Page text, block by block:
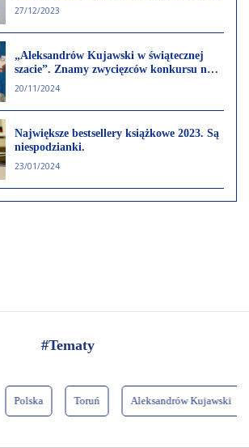
27/12/2023
„Aleksandrów Kujawski w świątecznej
szacie”. Znamy zwycięzców konkursu na
kartkę świąteczno-noworoczną
20/11/2024
Największe bestsellery książkowe 2023. Są
niespodzianki.
23/01/2024
#Tematy
Toruń Aleksandrów Kujawski